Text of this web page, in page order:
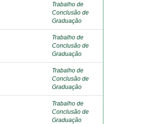
Trabalho de
Conclusão de
Graduação
Trabalho de
Conclusão de
Graduação
Trabalho de
Conclusão de
Graduação
Trabalho de
Conclusão de
Graduação